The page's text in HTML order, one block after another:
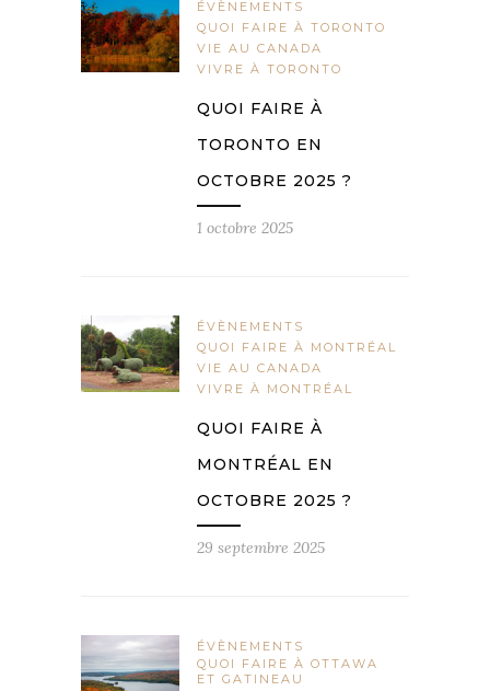
ÉVÈNEMENTS
QUOI FAIRE À TORONTO
VIE AU CANADA
VIVRE À TORONTO
QUOI FAIRE À
TORONTO EN
OCTOBRE 2025 ?
1 octobre 2025
ÉVÈNEMENTS
QUOI FAIRE À MONTRÉAL
VIE AU CANADA
VIVRE À MONTRÉAL
QUOI FAIRE À
MONTRÉAL EN
OCTOBRE 2025 ?
29 septembre 2025
ÉVÈNEMENTS
QUOI FAIRE À OTTAWA
ET GATINEAU